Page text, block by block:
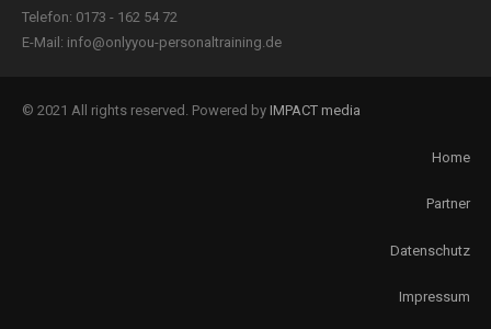
Telefon: 0173 - 162 54 72
E-Mail: info@onlyyou-personaltraining.de
© 2021 All rights reserved. Powered by IMPACT media
Home
Partner
Datenschutz
Impressum